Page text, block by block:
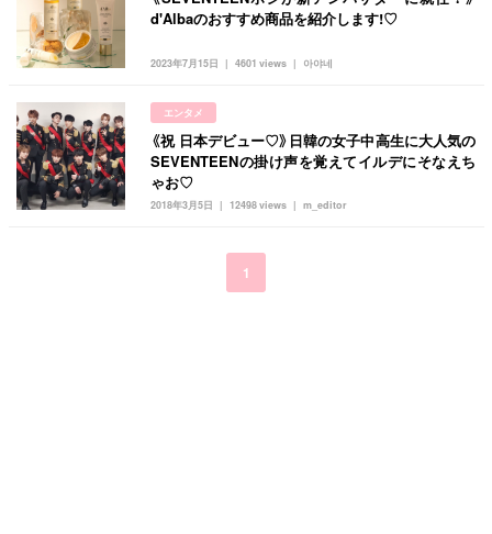
タグ一覧
キュレーター一覧
運営会社
利用規約
プライバシーポリシー
韓国旅行 韓国ファッション 韓国アイドル
メイク k-pop
オルチャンメイク twice 人気 アイドル
韓国ドラマ カフェ かわいい
2023年7月15日 아야네
4601 views
d'Albaのおすすめ商品を紹介します!♡
エンタメ
2018年3月5日 m_editor
12498 views
《祝 日本デビュー♡》日韓の女子中高生に大人気の
SEVENTEENの掛け声を覚えてイルデにそなえち
ゃお♡
1